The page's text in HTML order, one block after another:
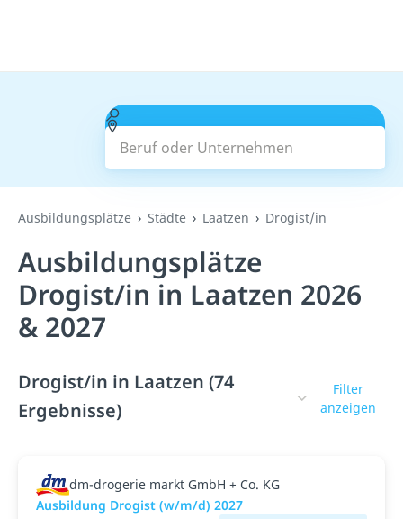
Beruf oder Unternehmen
Suchen
Ausbildungsplätze Städte Laatzen Drogist/in
Ausbildungsplätze
Drogist/in in Laatzen 2026
& 2027
Drogist/in in Laatzen (74
Ergebnisse)
Filter
anzeigen
dm-drogerie markt GmbH + Co. KG
Ausbildung Drogist (w/m/d) 2027